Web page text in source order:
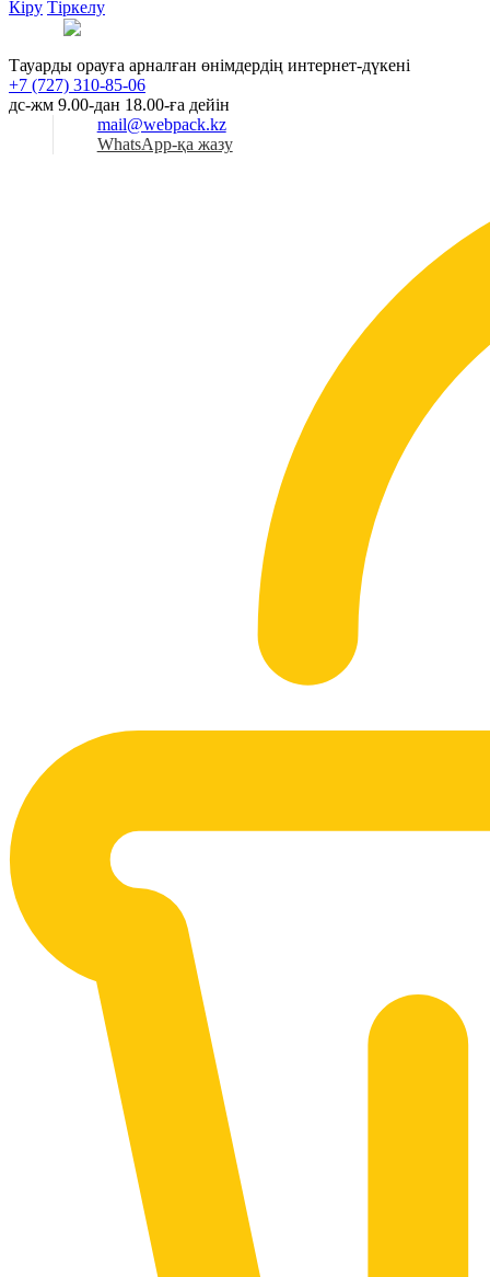
Кіру Тіркелу
Тауарды орауға арналған өнімдердің интернет-дүкені
+7 (727) 310-85-06
дс-жм 9.00-дан 18.00-ға дейін
mail@webpack.kz
WhatsApp-қа жазу